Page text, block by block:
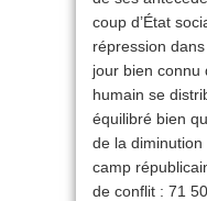
coup d’État
répression dans
jour bien connu
humain se
équilibré bien
de la
camp
de conflit : 71